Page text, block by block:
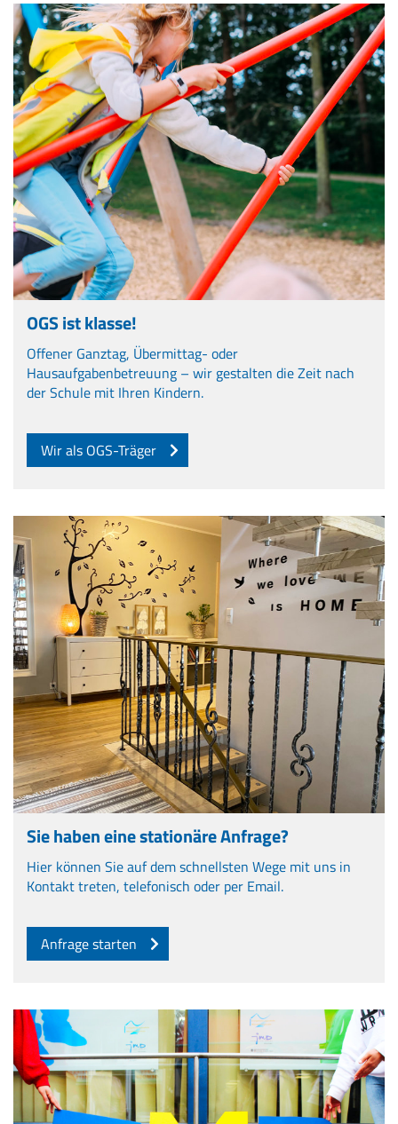
OGS ist klasse!
Offener Ganztag, Übermittag- oder
Hausaufgabenbetreuung – wir gestalten die Zeit nach
der Schule mit Ihren Kindern.
Wir als OGS-Träger
Sie haben eine stationäre Anfrage?
Hier können Sie auf dem schnellsten Wege mit uns in
Kontakt treten, telefonisch oder per Email.
Anfrage starten